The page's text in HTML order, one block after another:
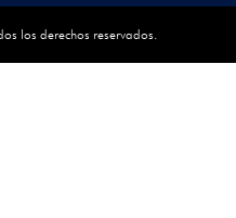
los derechos reservados.